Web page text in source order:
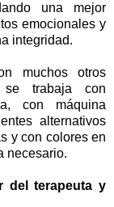
una mejor
emocionales y
integridad.
muchos otros
se trabaja con
con máquina
alternativos
y con colores en
necesario.
del terapeuta y